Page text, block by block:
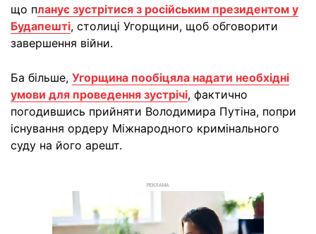
що планує зустрітися з російським президентом у
Будапешті, столиці Угорщини, щоб обговорити
завершення війни.
Ба більше, Угорщина пообіцяла надати необхідні
умови для проведення зустрічі, фактично
погодившись прийняти Володимира Путіна, попри
існування ордеру Міжнародного кримінального
суду на його арешт.
РЕКЛАМА